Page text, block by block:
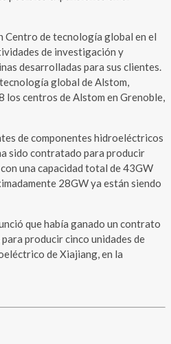
Centro de tecnología global en el
de investigación y
desarrolladas para sus clientes.
global de Alstom,
los centros de Alstom en Grenoble,
de componentes hidroeléctricos
sido contratado para producir
una capacidad total de 43GW
28GW ya están siendo
que había ganado un contrato
producir cinco unidades de
de Xiajiang, en la